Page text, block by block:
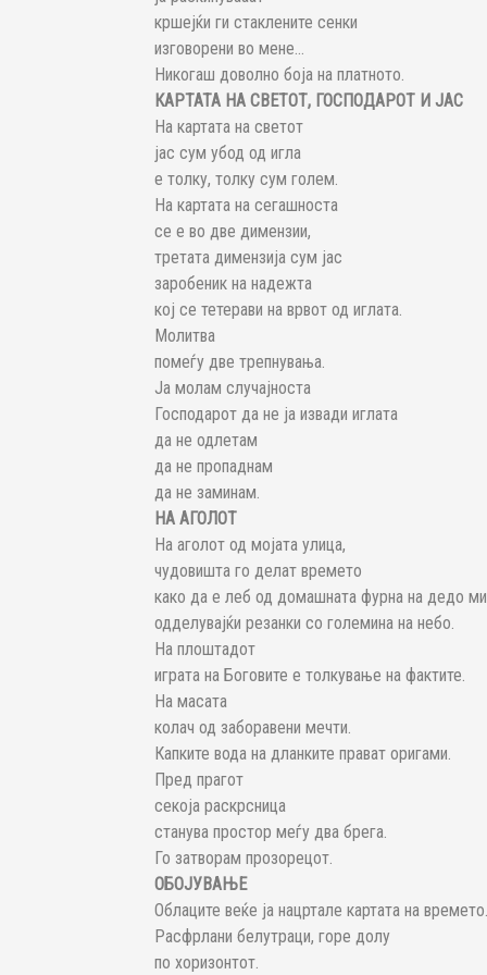
кршејќи ги стаклените сенки
изговорени во мене…
Никогаш доволно боја на платното.
КАРТАТА НА СВЕТОТ, ГОСПОДАРОТ И ЈАС
На картата на светот
јас сум убод од игла
е толку, толку сум голем.
На картата на сегашноста
се е во две димензии,
третата димензија сум јас
заробеник на надежта
кој се тетерави на врвот од иглата.
Молитва
помеѓу две трепнувања.
Ја молам случајноста
Господарот да не ја извади иглата
да не одлетам
да не пропаднам
да не заминам.
НА АГОЛОТ
На аголот од мојата улица,
чудовишта го делат времето
како да е леб од домашната фурна на дедо ми
одделувајќи резанки со големина на небо.
На плоштадот
играта на Боговите е толкување на фактите.
На масата
колач од заборавени мечти.
Капките вода на дланките прават оригами.
Пред прагот
секоја раскрсница
станува простор меѓу два брега.
Го затворам прозорецот.
ОБОЈУВАЊЕ
Облаците веќе ја нацртале картата на времето.
Расфрлани белутраци, горе долу
по хоризонтот.